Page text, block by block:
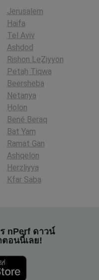
Jerusalem
Haifa
Tel Aviv
Ashdod
Rishon LeẔiyyon
Petaẖ Tiqwa
Beersheba
Netanya
H̱olon
Bené Beraq
Bat Yam
Ramat Gan
Ashqelon
Herzliyya
Kfar Saba
nPerf ดาวน์
อนนี้เลย!